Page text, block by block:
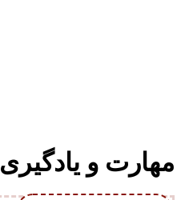
مهارت و یادگیری